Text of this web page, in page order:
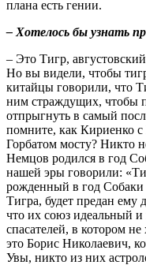
плана есть гении.
– Хотелось бы узнать
– Это Тигр,
Но вы видели, чтобы
китайцы говорили, что
ним страждущих, чтобы
отпрыгнуть в самый
помните, как Кириенко
Горбатом мосту? Никто
Немцов родился в год
нашей эры говорили:
рожденный в год Собаки
Тигра, будет предан ему
что их союз идеальный
спасателей, в котором
это Борис Николаевич,
Увы, никто из них